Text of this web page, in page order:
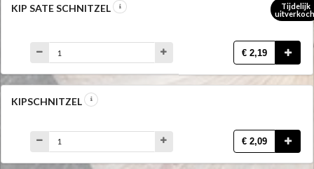
KIP SATE SCHNITZEL
Tijdelijk
€ 2,19
KIPSCHNITZEL
€ 2,09